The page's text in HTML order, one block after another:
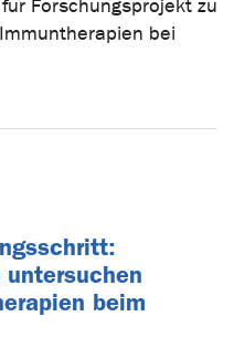
Forschungsprojekt zu
bei
beim